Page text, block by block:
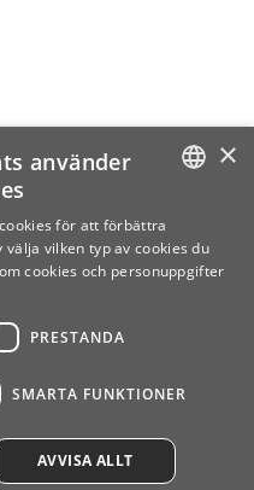
SWEDISH
×
använder
för att förbättra
vilken typ av cookies du
cookies och personuppgifter
PRESTANDA
SMARTA FUNKTIONER
AVVISA ALLT